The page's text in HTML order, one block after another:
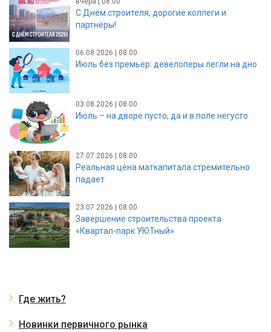
С Днём строителя, дорогие коллеги и
партнёры!
06.08.2026 | 08:00
Июль без премьер: девелоперы легли на дно
03.08.2026 | 08:00
Июль – на дворе пусто, да и в поле негусто
27.07.2026 | 08:00
Реальная цена маткапитала стремительно
падает
23.07.2026 | 08:00
Завершение строительства проекта
«Квартал-парк УЮТный»
Где жить?
Новинки первичного рынка